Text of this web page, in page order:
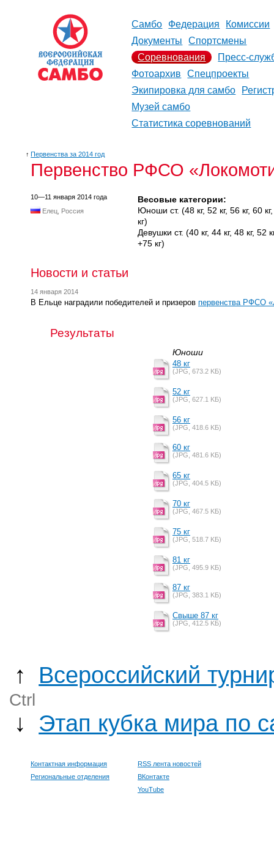
Самбо Федерация
Комиссии
Документы
Спортсмены
Соревнования
Пресс-
Фотоархив
Спецпроекты
Экипировка для самбо
Музей самбо
Статистика соревнований
↑ Первенства за 2014 год
Первенство РФСО
10—11 января 2014 года
Елец, Россия
Весовые категории:
Юноши ст. (48 кг, 52 кг, 56 кг, 60
кг)
Девушки ст. (40 кг, 44 кг, 48 кг, 52
+75 кг)
Новости и статьи
14 января 2014
В Ельце наградили победителей и призеров первенства РФСО
Результаты
Юноши
48 кг
(JPG, 673.2 KБ)
52 кг
(JPG, 627.1 KБ)
56 кг
(JPG, 418.6 KБ)
60 кг
(JPG, 481.6 KБ)
65 кг
(JPG, 404.5 KБ)
70 кг
(JPG, 467.5 KБ)
75 кг
(JPG, 518.7 KБ)
81 кг
(JPG, 495.9 KБ)
87 кг
(JPG, 383.1 KБ)
Cвыше 87 кг
(JPG, 412.5 KБ)
↑ Всероссийский
Ctrl
↓ Этап кубка мира по
Контактная информация
Региональные отделения
RSS лента новостей
ВКонтакте
YouTube